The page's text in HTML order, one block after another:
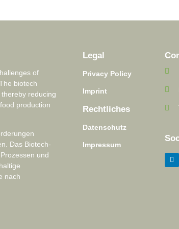
of
biotech
reducing
production
Das Biotech-
und
nach
Legal
Privacy Policy
Imprint
Rechtliches
Datenschutz
Impressum